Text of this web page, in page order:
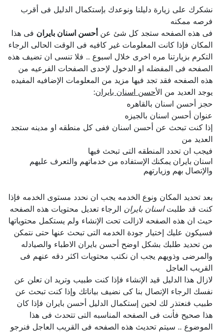
نشكرك على زيارة دليلنا ونوعدك بإستكمال الدليل فى أقرب
فرصه ممكنه
فى هذه الصفحه ستجد كل شئ عنأحسن اسنان بايرانفى هذا
المكان فإذا كانت المعلومات غير كافيه فى الوقت الحالى الرجاء
التكرم بزيارتنا مره اخرى خلال اسبوع .. فلا تنسى ان تضيف هذه
الصفحه فى المفضله او الدخول لإحدى الصفحات الفرعيه من
هذه الصفحه فقد تجد فيها مزيد من المعلومات الإضافيه المفيده
يوجد العديد من ال أحسن اسنان بايران :
حجز أحسن اسنان بالقاهره
عنوان أحسن اسنان بالجيزه
إذا كنت تبحث عن أحسن اسنان ففى كل منطقه او مدينه ستجد
العديد من
فيجب ان تحدد المنطقه التى تبحث فيها
اسنان بايران يمكنك الإستفاده من خدماتهم والتعرف عليهم
والإتصال بهم وزيارتهم
بعد تحديد المكان ونوع الخدمه يجب ان نحدد مستوى الخدمه فإذا
كنت قد طلبتاسنان بايرانالرجاء تعديل محتويات هذه الصفحه
حيث ان هذه الصفحه لازالت تحت الإنشاء ولم يستكمل محتوياتها
فسيكون عليك إختيار جودة الخدمه التى تبحث عنها حتى نتمكن
من تحديد طلبك بشكل اوضح أحسن بايران الاطباء والصيادله
والمرضى وذويهم يجب ان نكتب محتويات اكثر دقه عنهم فى
القريب العاجل
لازال هذا الدليل قيد الإنشاء فإذا كنت طبيب وتريد ان تعلن عن
نفسك الرجاء الإتصال بنا كى نضيف بياناتك وإذا كنت تبحث عن
طبيب فنعتذر لك لحين إستكمال الدليل أحسن بايران فإذا كان
هذا صحيح فأنت فى الصفحه المناسبه التى تتحدث فى هذا
الموضوع .. سيتم تحديث هذه الصفحه فى القريب العاجل فنرجو